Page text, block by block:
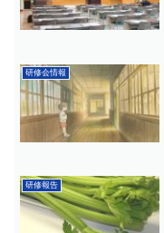
研修会情報
研修報告